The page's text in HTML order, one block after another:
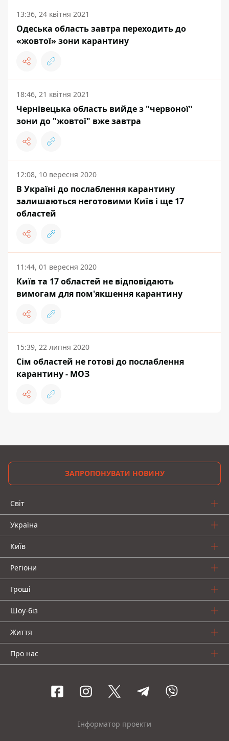
13:36, 24 квітня 2021
Одеська область завтра переходить до
«жовтої» зони карантину
18:46, 21 квітня 2021
Чернівецька область вийде з "червоної"
зони до "жовтої" вже завтра
12:08, 10 вересня 2020
В Україні до послаблення карантину
залишаються неготовими Київ і ще 17
областей
11:44, 01 вересня 2020
Київ та 17 областей не відповідають
вимогам для пом'якшення карантину
15:39, 22 липня 2020
Сім областей не готові до послаблення
карантину - МОЗ
ЗАПРОПОНУВАТИ НОВИНУ
Світ
Україна
Київ
Регіони
Гроші
Шоу-біз
Життя
Про нас
Інформатор проекти